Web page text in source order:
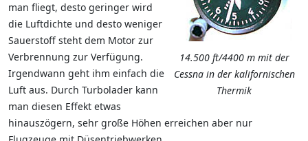
14.500 ft/4400 m mit der
Cessna in der kalifornischen
Thermik
man fliegt, desto geringer wird
die Luftdichte und desto weniger
Sauerstoff steht dem Motor zur
Verbrennung zur Verfügung.
Irgendwann geht ihm einfach die
Luft aus. Durch Turbolader kann
man diesen Effekt etwas
hinauszögern, sehr große Höhen erreichen aber nur